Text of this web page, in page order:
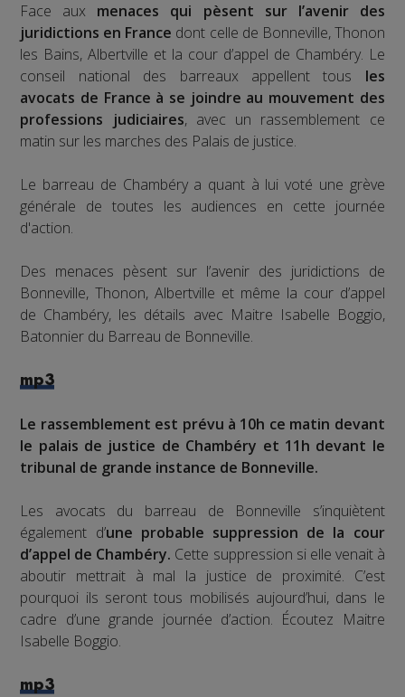
Face aux menaces qui pèsent sur l’avenir des
juridictions en France dont celle de Bonneville, Thonon
les Bains, Albertville et la cour d’appel de Chambéry. Le
conseil national des barreaux appellent tous les
avocats de France à se joindre au mouvement des
professions judiciaires, avec un rassemblement ce
matin sur les marches des Palais de justice.
Le barreau de Chambéry a quant à lui voté une grève
générale de toutes les audiences en cette journée
d'action.
Des menaces pèsent sur l’avenir des juridictions de
Bonneville, Thonon, Albertville et même la cour d’appel
de Chambéry, les détails avec Maitre Isabelle Boggio,
Batonnier du Barreau de Bonneville.
mp3
Le rassemblement est prévu à 10h ce matin devant
le palais de justice de Chambéry et 11h devant le
tribunal de grande instance de Bonneville.
Les avocats du barreau de Bonneville s’inquiètent
également d’une probable suppression de la cour
d’appel de Chambéry. Cette suppression si elle venait à
aboutir mettrait à mal la justice de proximité. C’est
pourquoi ils seront tous mobilisés aujourd’hui, dans le
cadre d’une grande journée d’action. Écoutez Maitre
Isabelle Boggio.
mp3